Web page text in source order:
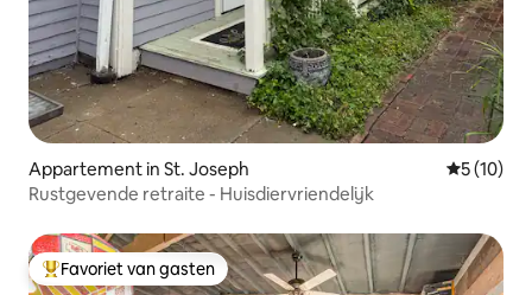
Appartement in St. Joseph
5 (10)
Rustgevende retraite - Huisdiervriendelijk
Topfavoriet van gasten
Favoriet van gasten